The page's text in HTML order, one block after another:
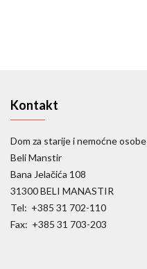
Kontakt
Dom za starije i nemoćne osobe
Beli Manstir
Bana Jelačića 108
31300 BELI MANASTIR
Tel: +385 31 702-110
Fax: +385 31 703-203